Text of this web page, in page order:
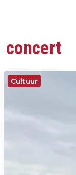
concert
Cultuur